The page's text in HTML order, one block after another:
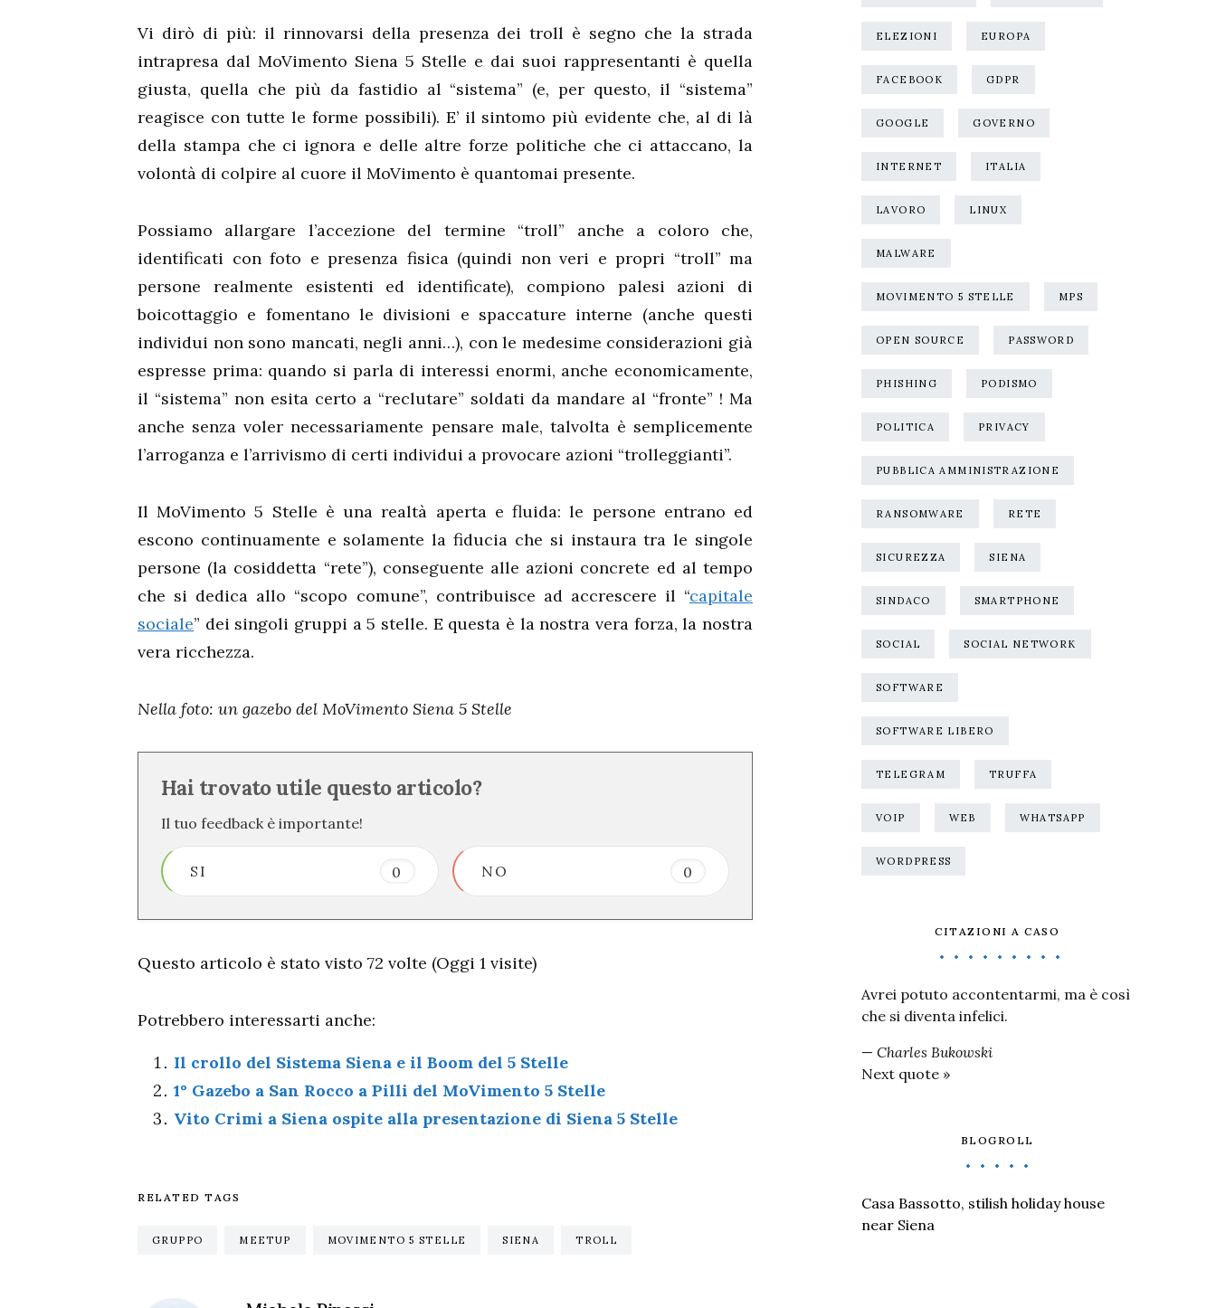
Vi dirò di più: il rinnovarsi della presenza dei troll è segno che la strada
intrapresa dal MoVimento Siena 5 Stelle e dai suoi rappresentanti è quella
giusta, quella che più da fastidio al “sistema” (e, per questo, il “sistema”
reagisce con tutte le forme possibili). E’ il sintomo più evidente che, al di là
della stampa che ci ignora e delle altre forze politiche che ci attaccano, la
volontà di colpire al cuore il MoVimento è quantomai presente.
Possiamo allargare l’accezione del termine “troll” anche a coloro che,
identificati con foto e presenza fisica (quindi non veri e propri “troll” ma
persone realmente esistenti ed identificate), compiono palesi azioni di
boicottaggio e fomentano le divisioni e spaccature interne (anche questi
individui non sono mancati, negli anni…), con le medesime considerazioni già
espresse prima: quando si parla di interessi enormi, anche economicamente,
il “sistema” non esita certo a “reclutare” soldati da mandare al “fronte” ! Ma
anche senza voler necessariamente pensare male, talvolta è semplicemente
l’arroganza e l’arrivismo di certi individui a provocare azioni “trolleggianti”.
Il MoVimento 5 Stelle è una realtà aperta e fluida: le persone entrano ed
escono continuamente e solamente la fiducia che si instaura tra le singole
persone (la cosiddetta “rete”), conseguente alle azioni concrete ed al tempo
che si dedica allo “scopo comune”, contribuisce ad accrescere il “capitale
sociale” dei singoli gruppi a 5 stelle. E questa è la nostra vera forza, la nostra
vera ricchezza.
Nella foto: un gazebo del MoVimento Siena 5 Stelle
Hai trovato utile questo articolo?
Il tuo feedback è importante!
SI 0 NO 0
Questo articolo è stato visto 72 volte (Oggi 1 visite)
Potrebbero interessarti anche:
Il crollo del Sistema Siena e il Boom del 5 Stelle
1° Gazebo a San Rocco a Pilli del MoVimento 5 Stelle
Vito Crimi a Siena ospite alla presentazione di Siena 5 Stelle
RELATED TAGS
GRUPPO MEETUP MOVIMENTO 5 STELLE SIENA TROLL
ELEZIONI EUROPA
FACEBOOK GDPR
GOOGLE GOVERNO
INTERNET ITALIA
LAVORO LINUX
MALWARE
MOVIMENTO 5 STELLE MPS
OPEN SOURCE PASSWORD
PHISHING PODISMO
POLITICA PRIVACY
PUBBLICA AMMINISTRAZIONE
RANSOMWARE RETE
SICUREZZA SIENA
SINDACO SMARTPHONE
SOCIAL SOCIAL NETWORK
SOFTWARE
SOFTWARE LIBERO
TELEGRAM TRUFFA
VOIP WEB WHATSAPP
WORDPRESS
CITAZIONI A CASO
Avrei potuto accontentarmi, ma è così
che si diventa infelici.
— Charles Bukowski
Next quote »
BLOGROLL
Casa Bassotto, stilish holiday house
near Siena